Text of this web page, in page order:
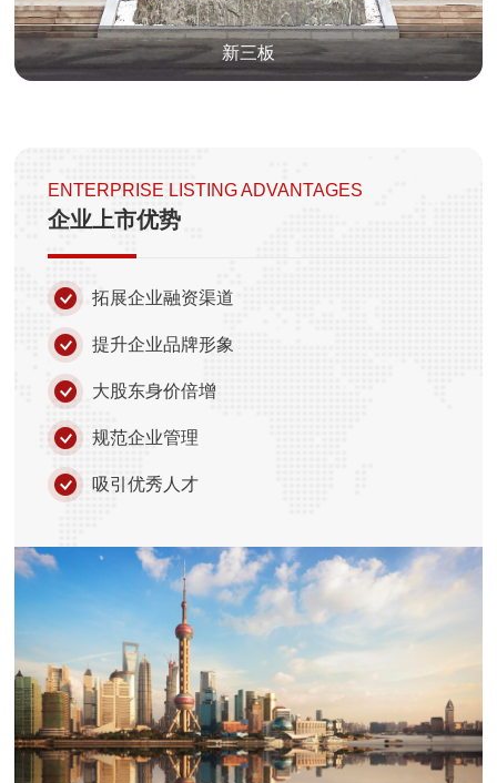
新三板
ENTERPRISE LISTING ADVANTAGES
企业上市优势
拓展企业融资渠道
提升企业品牌形象
大股东身价倍增
规范企业管理
吸引优秀人才